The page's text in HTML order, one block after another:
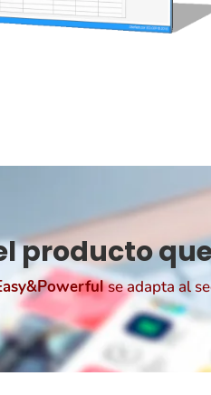
producto
se adapta al